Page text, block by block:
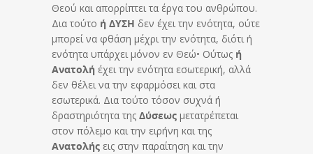
Θεού και απορρίπτει τα έργα του ανθρώπου.
Δια τούτο ή ΔΥΣΗ δεν έχει την ενότητα, ούτε
μπορεί να φθάση μέχρι την ενότητα, διότι ή
ενότητα υπάρχει μόνον εν Θεώ• Ούτως ή
Ανατολή έχει την ενότητα εσωτερική, αλλά
δεν θέλει να την εφαρμόσει και στα
εσωτερικά. Δια τούτο τόσον συχνά ή
δραστηριότητα της Δύσεως μετατρέπεται
στον πόλεμο και την ειρήνη και της
Ανατολής εις στην παραίτηση και την